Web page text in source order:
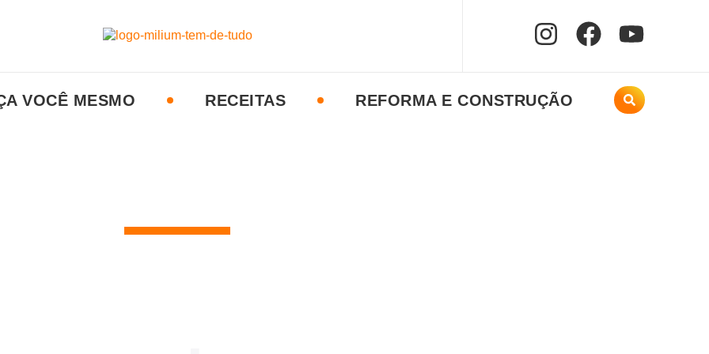
VOCÊ MESMO RECEITAS REFORMA E CONSTRUÇÃO